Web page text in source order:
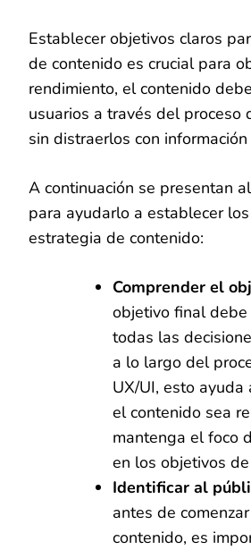
Establecer objetivos claros
de contenido es crucial para
rendimiento, el contenido
usuarios a través del proceso
sin distraerlos con
A continuación se presentan
para ayudarlo a establecer
estrategia de contenido:
Comprender el
objetivo final
todas las
a lo largo del
UX/UI, esto ayuda
el contenido sea
mantenga el foco
en los objetivos
Identificar al
antes de
contenido, es